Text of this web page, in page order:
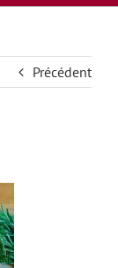
Précédent